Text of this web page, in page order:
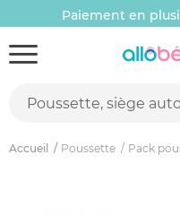
Paiement en
Accueil Poussette Pack